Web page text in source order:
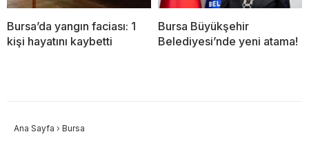
Bursa’da yangın faciası: 1
kişi hayatını kaybetti
Bursa Büyükşehir
Belediyesi’nde yeni atama!
Ana Sayfa › Bursa